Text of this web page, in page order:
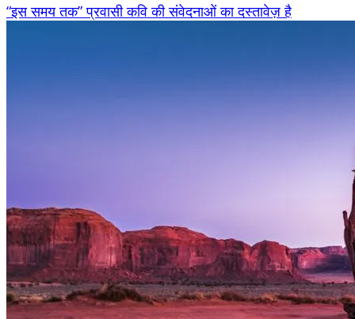
“इस समय तक” प्रवासी कवि की संवेदनाओं का दस्तावेज़ है